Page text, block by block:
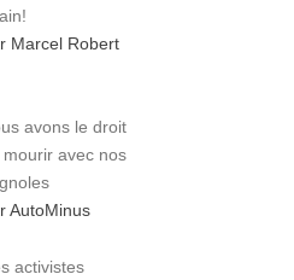
Marcel Robert
avons le droit
mourir avec nos
AutoMinus
activistes